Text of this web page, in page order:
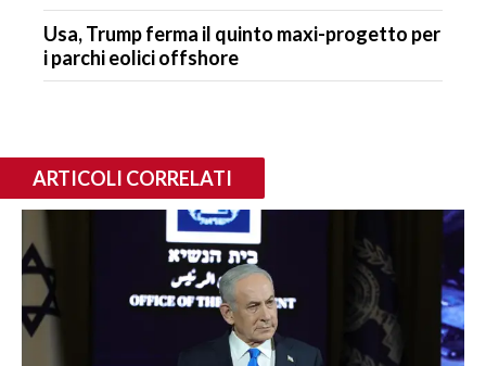
Usa, Trump ferma il quinto maxi-progetto per
i parchi eolici offshore
ARTICOLI CORRELATI